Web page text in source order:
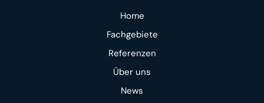
Home
Fachgebiete
Referenzen
Über uns
News